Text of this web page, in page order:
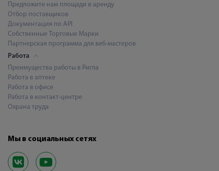
Предложите нам площади в аренду
Отбор поставщиков
Документация по API
Собственные Торговые Марки
Партнерская программа для веб-мастеров
Работа
Преимущества работы в Ригла
Работа в аптеке
Работа в офисе
Работа в контакт-центре
Охрана труда
Мы в социальных сетях